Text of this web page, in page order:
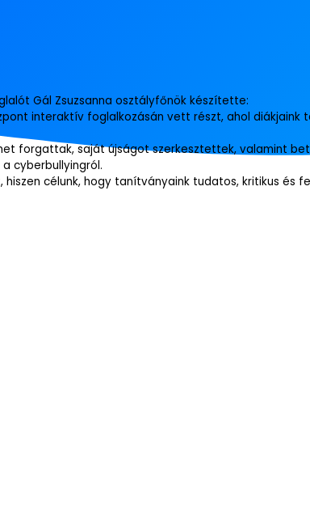
Gál Zsuzsanna osztályfőnök készítette:
interaktív foglalkozásán vett részt, ahol
forgattak, saját újságot szerkesztettek, valamint
cyberbullyingról.
célunk, hogy tanítványaink tudatos, kritikus és